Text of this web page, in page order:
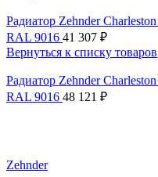
Радиатор Zehnder
RAL 9016 41 307 ₽
Вернуться к списку товаров
Радиатор Zehnder
RAL 9016 48 121 ₽
Zehnder